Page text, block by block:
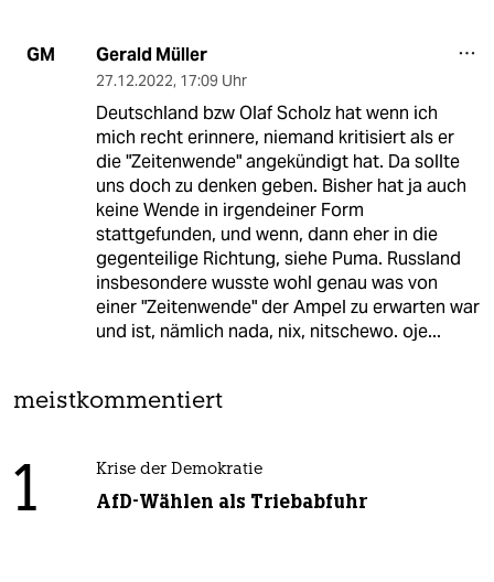
GM Gerald Müller
27.12.2022, 17:09 Uhr
Deutschland bzw Olaf Scholz hat wenn ich
mich recht erinnere, niemand kritisiert als er
die "Zeitenwende" angekündigt hat. Da sollte
uns doch zu denken geben. Bisher hat ja auch
keine Wende in irgendeiner Form
stattgefunden, und wenn, dann eher in die
gegenteilige Richtung, siehe Puma. Russland
insbesondere wusste wohl genau was von
einer "Zeitenwende" der Ampel zu erwarten war
und ist, nämlich nada, nix, nitschewo. oje...
meistkommentiert
1 Krise der Demokratie
AfD-Wählen als Triebabfuhr